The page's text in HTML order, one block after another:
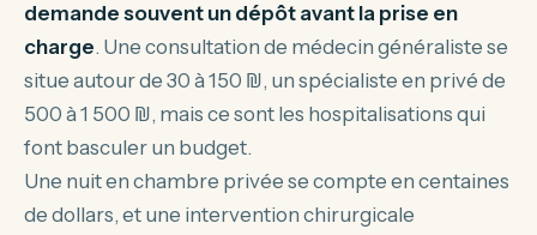
demande souvent un dépôt avant la prise en
charge. Une consultation de médecin généraliste se
situe autour de 30 à 150 ₪, un spécialiste en privé de
500 à 1 500 ₪, mais ce sont les hospitalisations qui
font basculer un budget.
Une nuit en chambre privée se compte en centaines
de dollars, et une intervention chirurgicale